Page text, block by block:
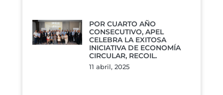
POR CUARTO AÑO
CONSECUTIVO, APEL
CELEBRA LA EXITOSA
INICIATIVA DE ECONOMÍA
CIRCULAR, RECOIL.
11 abril, 2025